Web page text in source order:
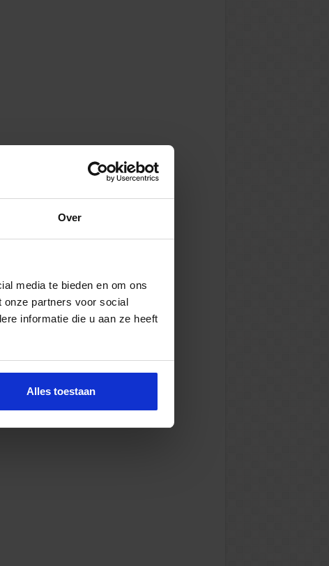
Over
media te bieden en om ons
onze partners voor social
informatie die u aan ze heeft
Alles toestaan